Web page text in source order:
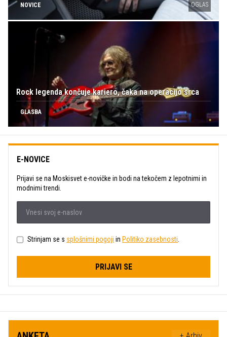
NOVICE OGLAS
Rock legenda končuje kariero, čaka na operacijo srca
GLASBA
E-NOVICE
Prijavi se na Moskisvet e-novičke in bodi na tekočem z lepotnimi in
modnimi trendi.
Strinjam se s splošnimi pogoji in Politiko zasebnosti
PRIJAVI SE